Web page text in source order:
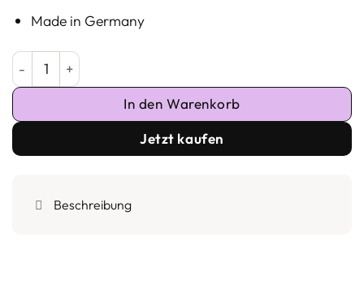
Made in Germany
Niacinamid-Serum SHINING STAR Menge
In den Warenkorb
Jetzt kaufen
Beschreibung